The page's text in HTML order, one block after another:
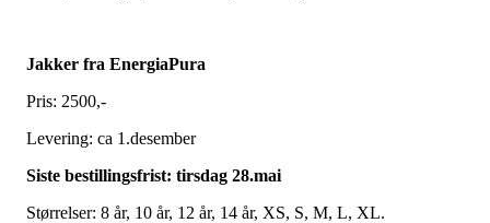
Jakker fra EnergiaPura
Pris: 2500,-
Levering: ca 1.desember
Siste bestillingsfrist: tirsdag 28.mai
Størrelser: 8 år, 10 år, 12 år, 14 år, XS, S, M, L, XL.